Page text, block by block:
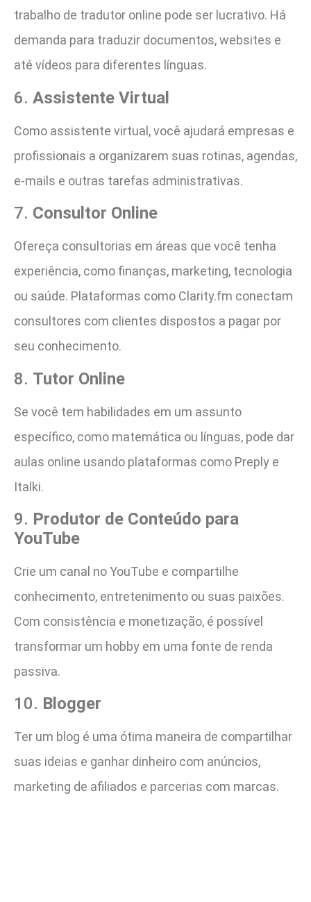
trabalho de tradutor online pode ser lucrativo. Há
demanda para traduzir documentos, websites e
até vídeos para diferentes línguas.
6. Assistente Virtual
Como assistente virtual, você ajudará empresas e
profissionais a organizarem suas rotinas, agendas,
e-mails e outras tarefas administrativas.
7. Consultor Online
Ofereça consultorias em áreas que você tenha
experiência, como finanças, marketing, tecnologia
ou saúde. Plataformas como Clarity.fm conectam
consultores com clientes dispostos a pagar por
seu conhecimento.
8. Tutor Online
Se você tem habilidades em um assunto
específico, como matemática ou línguas, pode dar
aulas online usando plataformas como Preply e
Italki.
9. Produtor de Conteúdo para
YouTube
Crie um canal no YouTube e compartilhe
conhecimento, entretenimento ou suas paixões.
Com consistência e monetização, é possível
transformar um hobby em uma fonte de renda
passiva.
10. Blogger
Ter um blog é uma ótima maneira de compartilhar
suas ideias e ganhar dinheiro com anúncios,
marketing de afiliados e parcerias com marcas.